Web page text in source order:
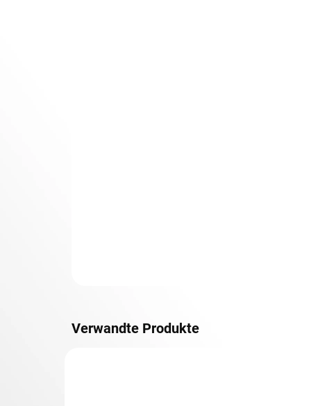
Verwandte Produkte